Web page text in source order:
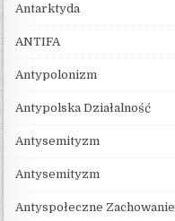
Antarktyda
ANTIFA
Antypolonizm
Antypolska Działalność
Antysemityzm
Antysemityzm
Antyspołeczne Zachowanie